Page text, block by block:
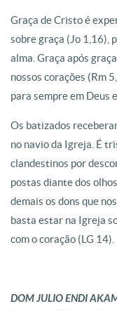
Graça de Cristo é
sobre graça (Jo 1,16),
alma. Graça após
nossos corações (Rm
para sempre em Deus
Os batizados
no navio da Igreja. É
clandestinos por
postas diante dos
demais os dons que
basta estar na Igreja
com o coração (LG 14).
DOM JULIO ENDI